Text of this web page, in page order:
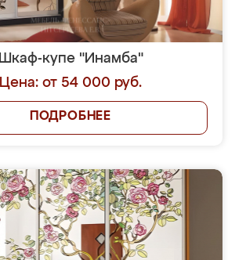
Шкаф-купе "Инамба"
Цена: от 54 000 руб.
ПОДРОБНЕЕ